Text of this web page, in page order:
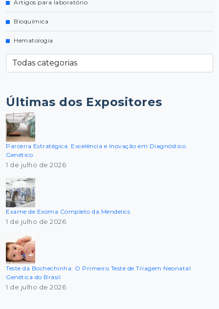
Artigos para laboratório
Bioquímica
Hematologia
Últimas dos Expositores
Parceria Estratégica: Excelência e Inovação em Diagnóstico
Genético
1 de julho de 2026
Exame de Exoma Completo da Mendelics
1 de julho de 2026
Teste da Bochechinha: O Primeiro Teste de Triagem Neonatal
Genética do Brasil
1 de julho de 2026